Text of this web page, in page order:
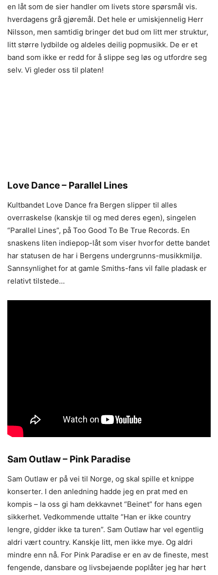
en låt som de sier handler om livets store spørsmål vis.
hverdagens grå gjøremål. Det hele er umiskjennelig Herr
Nilsson, men samtidig bringer det bud om litt mer struktur,
litt større lydbilde og aldeles deilig popmusikk. De er et
band som ikke er redd for å slippe seg løs og utfordre seg
selv. Vi gleder oss til platen!
Love Dance – Parallel Lines
Kultbandet Love Dance fra Bergen slipper til alles
overraskelse (kanskje til og med deres egen), singelen
“Parallel Lines”, på Too Good To Be True Records. En
snaskens liten indiepop-låt som viser hvorfor dette bandet
har statusen de har i Bergens undergrunns-musikkmiljø.
Sannsynlighet for at gamle Smiths-fans vil falle pladask er
relativt tilstede…
Sam Outlaw – Pink Paradise
Sam Outlaw er på vei til Norge, og skal spille et knippe
konserter. I den anledning hadde jeg en prat med en
kompis – la oss gi ham dekkavnet “Beinet” for hans egen
sikkerhet. Vedkommende uttalte “Han er ikke country
lengre, gidder ikke ta turen”. Sam Outlaw har vel egentlig
aldri vært country. Kanskje litt, men ikke mye. Og aldri
mindre enn nå. For Pink Paradise er en av de fineste, mest
fengende, dansbare og livsbejaende poplåter jeg har hørt